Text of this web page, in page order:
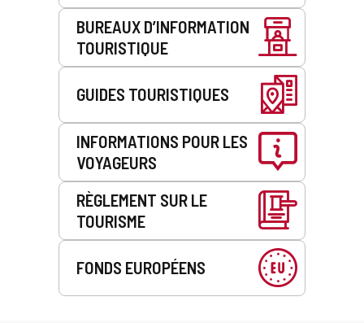
BUREAUX D’INFORMATION
TOURISTIQUE
GUIDES TOURISTIQUES
INFORMATIONS POUR LES
VOYAGEURS
RÈGLEMENT SUR LE
TOURISME
FONDS EUROPÉENS